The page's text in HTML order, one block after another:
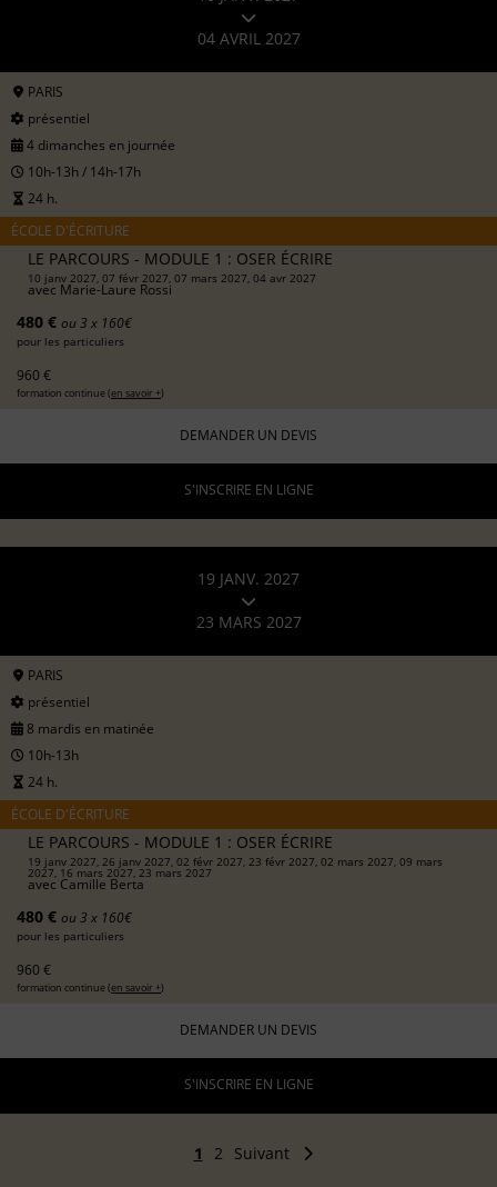
04 AVRIL 2027
PARIS
présentiel
4 dimanches en journée
10h-13h / 14h-17h
24 h.
ÉCOLE D'ÉCRITURE
LE PARCOURS - MODULE 1 : OSER ÉCRIRE
10 janv 2027, 07 févr 2027, 07 mars 2027, 04 avr 2027
avec Marie-Laure Rossi
480 € ou 3 x 160€
pour les particuliers
960 €
formation continue (en savoir +)
DEMANDER UN DEVIS
S'INSCRIRE EN LIGNE
19 JANV. 2027
23 MARS 2027
PARIS
présentiel
8 mardis en matinée
10h-13h
24 h.
ÉCOLE D'ÉCRITURE
LE PARCOURS - MODULE 1 : OSER ÉCRIRE
19 janv 2027, 26 janv 2027, 02 févr 2027, 23 févr 2027, 02 mars 2027, 09 mars
2027, 16 mars 2027, 23 mars 2027
avec Camille Berta
480 € ou 3 x 160€
pour les particuliers
960 €
formation continue (en savoir +)
DEMANDER UN DEVIS
S'INSCRIRE EN LIGNE
1 2 Suivant